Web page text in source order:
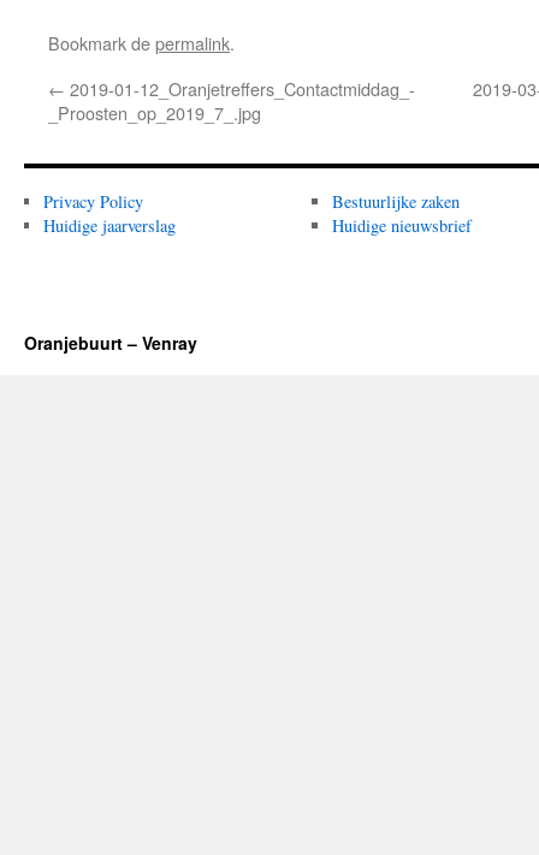
Bookmark depermalink.
← 2019-01-12_Oranjetreffers_Contactmiddag_-
_Proosten_op_2019_7_.jpg
2019-
Privacy Policy
Huidige jaarverslag
Bestuurlijke zaken
Huidige nieuwsbrief
Oranjebuurt – Venray